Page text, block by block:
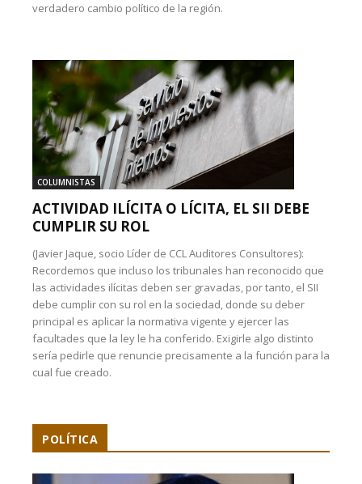
verdadero cambio político de la región.
COLUMNISTAS
ACTIVIDAD ILÍCITA O LÍCITA, EL SII DEBE
CUMPLIR SU ROL
(Javier Jaque, socio Líder de CCL Auditores Consultores):
Recordemos que incluso los tribunales han reconocido que
las actividades ilícitas deben ser gravadas, por tanto, el SII
debe cumplir con su rol en la sociedad, donde su deber
principal es aplicar la normativa vigente y ejercer las
facultades que la ley le ha conferido. Exigirle algo distinto
sería pedirle que renuncie precisamente a la función para la
cual fue creado.
POLÍTICA